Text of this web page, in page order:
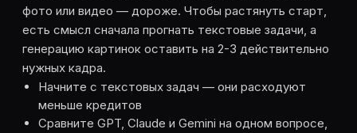
фото или видео — дороже. Чтобы растянуть старт,
есть смысл сначала прогнать текстовые задачи, а
генерацию картинок оставить на 2-3 действительно
нужных кадра.
Начните с текстовых задач — они расходуют
меньше кредитов
Сравните GPT, Claude и Gemini на одном вопросе,